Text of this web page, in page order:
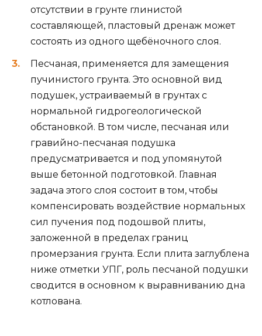
отсутствии в грунте глинистой
составляющей, пластовый дренаж может
состоять из одного щебёночного слоя.
Песчаная, применяется для замещения
пучинистого грунта. Это основной вид
подушек, устраиваемый в грунтах с
нормальной гидрогеологической
обстановкой. В том числе, песчаная или
гравийно-песчаная подушка
предусматривается и под упомянутой
выше бетонной подготовкой. Главная
задача этого слоя состоит в том, чтобы
компенсировать воздействие нормальных
сил пучения под подошвой плиты,
заложенной в пределах границ
промерзания грунта. Если плита заглублена
ниже отметки УПГ, роль песчаной подушки
сводится в основном к выравниванию дна
котлована.